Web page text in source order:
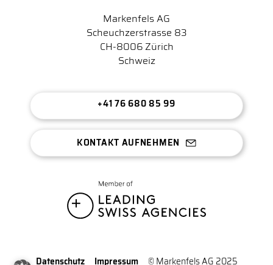
Markenfels AG
Scheuchzerstrasse 83
CH-8006 Zürich
Schweiz
+41 76 680 85 99
KONTAKT AUFNEHMEN
Datenschutz Impressum © Markenfels AG 2025